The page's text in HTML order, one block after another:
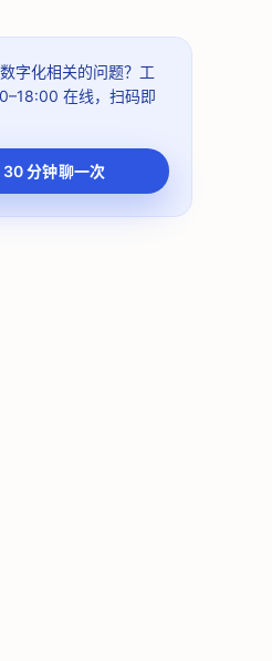
字化相关的问题？ 工
在线，扫码即
30 分钟聊一次